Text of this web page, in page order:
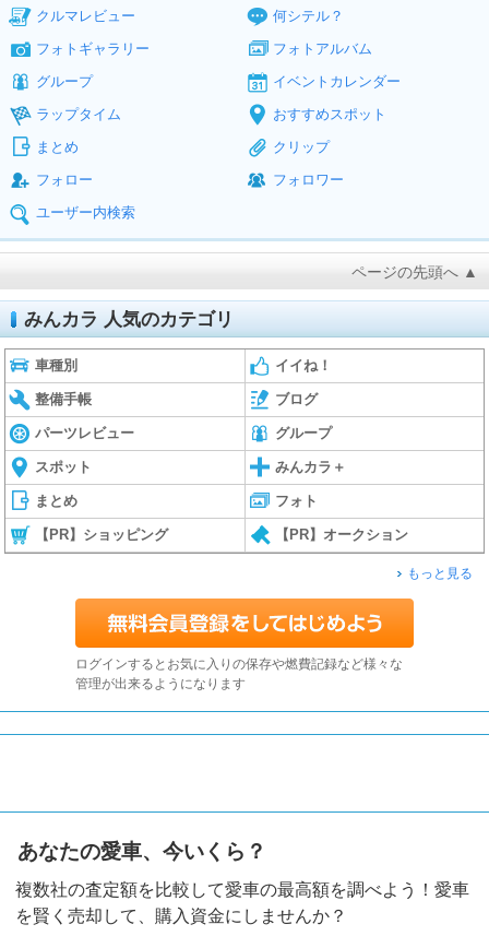
クルマレビュー
何シテル？
フォトギャラリー
フォトアルバム
グループ
イベントカレンダー
ラップタイム
おすすめスポット
まとめ
クリップ
フォロー
フォロワー
ユーザー内検索
ページの先頭へ ▲
みんカラ 人気のカテゴリ
車種別 イイね！
整備手帳 ブログ
パーツレビュー グループ
スポット みんカラ＋
まとめ フォト
【PR】ショッピング 【PR】オークション
もっと見る
ログインするとお気に入りの保存や燃費記録など様々な
管理が出来るようになります
あなたの愛車、今いくら？
複数社の査定額を比較して愛車の最高額を調べよう！愛車
を賢く売却して、購入資金にしませんか？